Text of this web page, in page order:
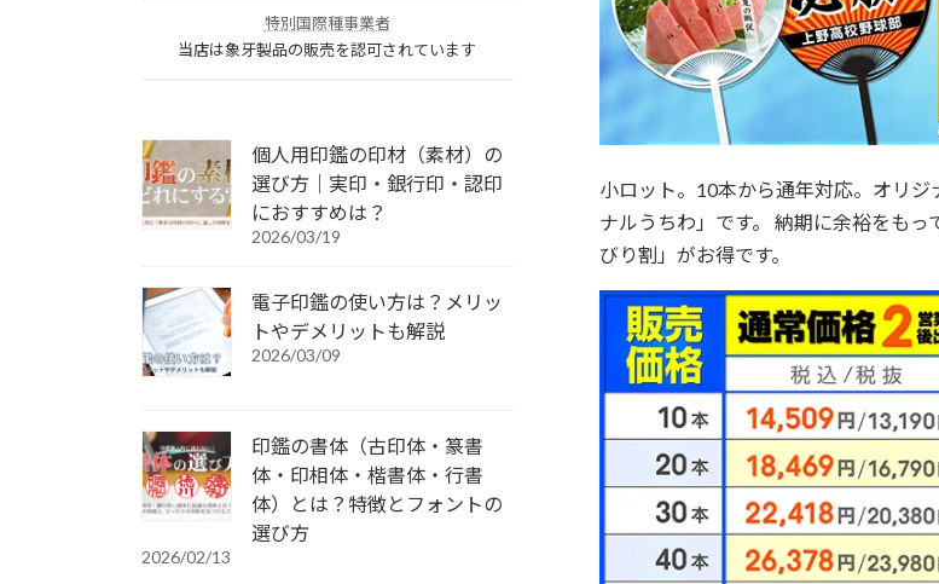
小ロット。10本から通年対応。オリ
ナルうちわ」です。 納期に余裕をも
びり割」がお得です。
特別国際種事業者
当店は象牙製品の販売を認可されています
個人用印鑑の印材（素材）の
選び方｜実印・銀行印・認印
におすすめは？
2026/03/19
電子印鑑の使い方は？メリッ
トやデメリットも解説
2026/03/09
印鑑の書体（古印体・篆書
体・印相体・楷書体・行書
体）とは？特徴とフォントの
選び方
2026/02/13